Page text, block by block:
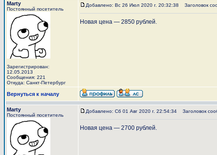
Marty
Постоянный посетитель
Зарегистрирован:
12.05.2013
Сообщения: 221
Откуда: Санкт-Петербург
Добавлено: Вс 26 Июл 2020 г. 20:32:38 Заголовок
Новая цена — 2850 рублей.
Вернуться к началу
Marty
Постоянный посетитель
Добавлено: Сб 01 Авг 2020 г. 22:54:34 Заголовок
Новая цена — 2700 рублей.